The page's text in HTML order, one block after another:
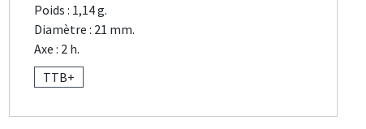
Poids : 1,14 g.
Diamètre : 21 mm.
Axe : 2 h.
TTB+